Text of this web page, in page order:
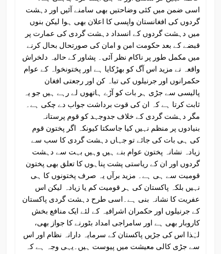
اسی ضمن میں کئی وضاحتیں بھی سامنے آئیں اور دہشت
گردوں کی افغانستان واپسی کا اعلان بھی ہوا لیکن بنوں
میں دہشت گردوں کے انسداد دہشت گردی کی عمارت پر
قبضے کے بعد حکومت امن و امان کی صورتحال بحال کرنے
میں مکمل طور پر ناکام نظر آئی۔ پشاور کے حالیہ دلخراش
واقعہ نے مزید اس آگ کو بھڑکایا ہے اور پختونخواہ کے عوام
حکمرانوں اور جرنیلوں کی تباہ کن اور رجعتی افغان
پالیسی سے جڑی ہر بات کو آڑے ہاتھوں لے رہے ہیں جو یہ
ثابت کرتا ہے کہ ان کی قوت برداشت جواب دے چکی ہے۔
مگر دہشت گردی کے خلاف جدوجہد کو قوم پرستانہ
بنیادوں پر منظم نہیں کیا جاسکتا کیونکہ اگر پختون قوم
کی ہی بات کی جائے تو جہاں دہشت گردی کا سب سے
زیادہ نشانہ پختون عوام بنے ہیں وہیں بہت سے دہشت
گردوں اور ان کے ریاستی پشت پناہوں کا تعلق بھی پختون
قومیت سے ہی ہے۔ مزید برآں یہ صرف پختونوں کا ہی
نہیں بلکہ پاکستان کی ہر قومیت کم یا زیادہ لیکن اس
عفریت کا نشانہ بنی ہے۔اسی طرح دہشت گردی پاکستان
کے جرنیلوں اور حکمران اشرافیہ کے لئے ایک منافع بخش
کاروبار بھی ہے اور سامراجی امداد بٹورنے کا جواز بھی،
لہٰذا اس کی جڑیں پاکستان کے سرمایہ دارانہ نظام اور اس
سے جڑی کالی معیشت میں پیوست ہیں۔یہی وجہ ہے کہ